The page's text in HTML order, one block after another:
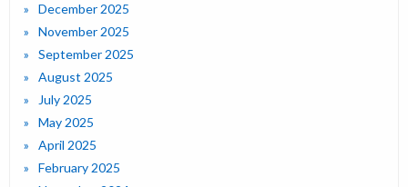
December 2025
November 2025
September 2025
August 2025
July 2025
May 2025
April 2025
February 2025